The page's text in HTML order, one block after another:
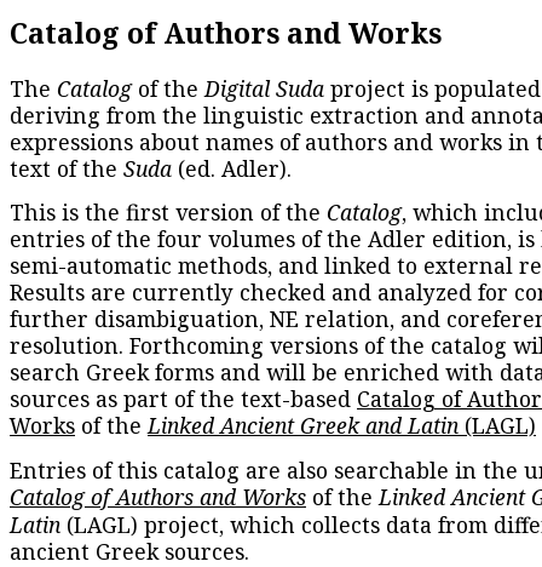
Catalog of Authors and Works
The Catalogof theDigital Suda project is
deriving from the linguistic extraction and
expressions about names of authors and works in
text of the Suda (ed. Adler).
This is the first version of the Catalog, which
entries of the four volumes of the Adler edition, is
semi-automatic methods, and linked to external
Results are currently checked and analyzed for
further disambiguation, NE relation, and
resolution. Forthcoming versions of the catalog
search Greek forms and will be enriched with
sources as part of the text-based Catalog of
Works of theLinked Ancient Greek and Latin (LAGL)
Entries of this catalog are also searchable in the
Catalog of Authors and Works of theLinked Ancient
Latin (LAGL) project, which collects data from
ancient Greek sources.